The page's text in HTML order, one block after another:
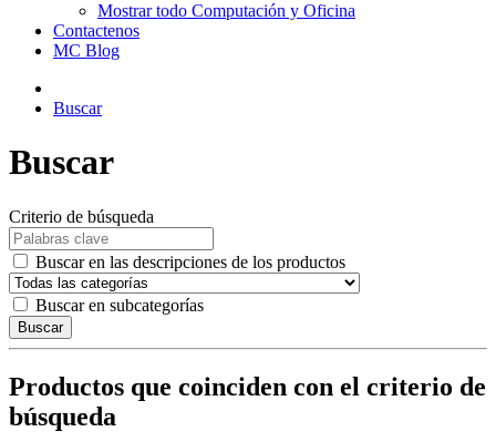
Mostrar todo Computación y Oficina
Contactenos
MC Blog
Buscar
Buscar
Criterio de búsqueda
Buscar en las descripciones de los productos
Buscar en subcategorías
Buscar
Productos que coinciden con el criterio de
búsqueda